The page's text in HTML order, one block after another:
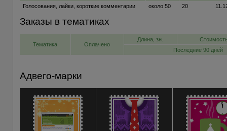
Голосования, лайки, короткие комментарии
около 50 20
Заказы в тематиках
Тематика Оплачено
Длина, зн.
Последние 90 дней
Адвего-марки